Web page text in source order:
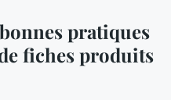
pratiques
fiches produits